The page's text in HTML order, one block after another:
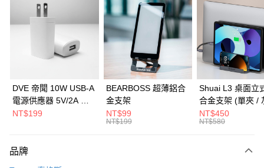
3 期 0 利率 每期 NT$884
第一商業銀行
華南商業銀行
彰化商業銀行
上海商業儲蓄銀行
台北富邦商業銀行
兆豐國際商業銀行
臺灣中小企業銀行
台中商業銀行
匯豐（台灣）商業銀行
華泰商業銀行
聯邦商業銀行
元大商業銀行
台灣樂天信用卡公司
NT$442 21家銀行
合作金庫商業銀行
第一商業銀行
彰化商業銀行
台北富邦商業銀行
國泰世華商業銀行
兆豐國際商業銀行
臺灣中小企業銀行
匯豐（台灣）商業銀行
玉山商業銀行
街口支付
悠遊付
DVE 帝聞 10W USB-A
電源供應器 5V/2A 充
電頭 (適用閱讀器、小
NT$199
BEARBOSS 超薄鋁合
金支架
NT$99
NT$199
Shuai L3 桌面立
合金支架 (單夾 /
NT$450
NT$580
品牌